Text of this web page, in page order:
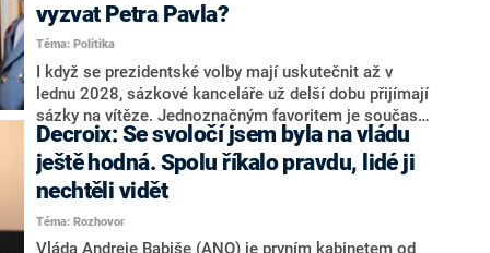
součástí klubu ODS a TOP 09. Hraba to na dotaz
redakce nevyloučil. Předseda klubu senátorů ODS
Zdeněk Nytra redakci řekl, že počítá s odchodem
některých senátorů z klubu a že Naše Česko není
nepřítel, ale soupeř.
vyzvat Petra Pavla?
Téma: Politika
I když se prezidentské volby mají uskutečnit až v
lednu 2028, sázkové kanceláře už delší dobu přijímají
sázky na vítěze. Jednoznačným favoritem je současná
hlava státu Petr Pavel. Daleko za ním pak bookmakeři
zmiňují dva výrazné politiky ANO, tedy premiéra
Andreje Babiše a ministra průmyslu Karla Havlíčka.
Oblíbeným tipem samotných sázkařů je poslanec za
Motoristy Filip Turek. Politolog Jan Kubáček nicméně
o případné kandidatuře kohokoliv ze zmíněné trojice
Decroix: Se svoločí jsem byla na vládu
ještě hodná. Spolu říkalo pravdu, lidé ji
nechtěli vidět
Téma: Rozhovor
Vláda Andreje Babiše (ANO) je prvním kabinetem od